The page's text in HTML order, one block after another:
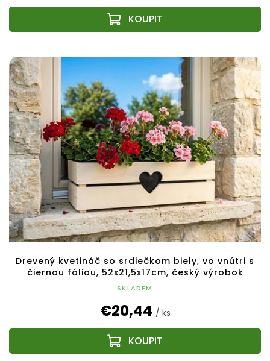
Drevený kvetináč so srdiečkom biely, vo vnútri s
čiernou fóliou, 52x21,5x17cm, český výrobok
SKLADEM
€20,44 / ks